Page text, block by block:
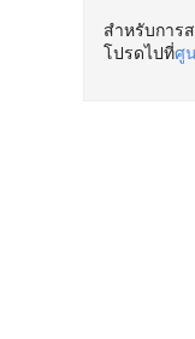
สำหรับการ
โปรดไปที่ศู